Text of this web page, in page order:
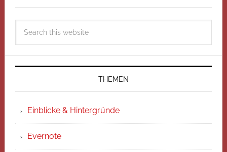
THEMEN
Einblicke & Hintergründe
Evernote